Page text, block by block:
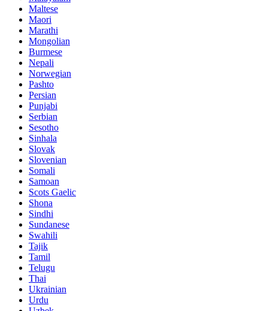
Maltese
Maori
Marathi
Mongolian
Burmese
Nepali
Norwegian
Pashto
Persian
Punjabi
Serbian
Sesotho
Sinhala
Slovak
Slovenian
Somali
Samoan
Scots Gaelic
Shona
Sindhi
Sundanese
Swahili
Tajik
Tamil
Telugu
Thai
Ukrainian
Urdu